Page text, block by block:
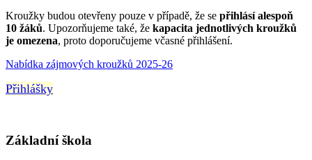
Kroužky budou otevřeny pouze v případě, že se přihlásí alespoň
10 žáků. Upozorňujeme také, že kapacita jednotlivých kroužků
je omezena, proto doporučujeme včasné přihlášení.
Nabídka zájmových kroužků 2025-26
Přihlášky
Základní škola